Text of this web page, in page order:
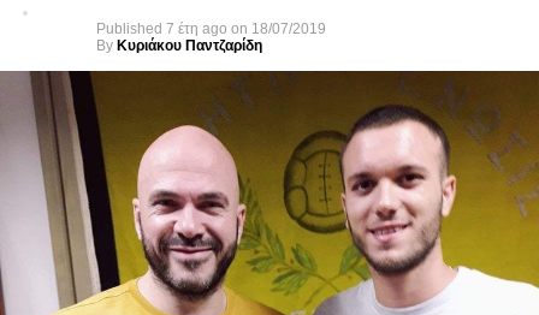
Published 7 έτη ago on 18/07/2019
By Κυριάκου Παντζαρίδη